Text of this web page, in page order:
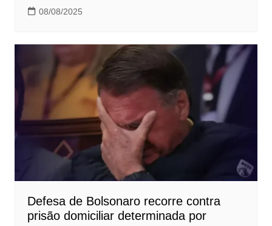
08/08/2025
Defesa de Bolsonaro recorre contra
prisão domiciliar determinada por